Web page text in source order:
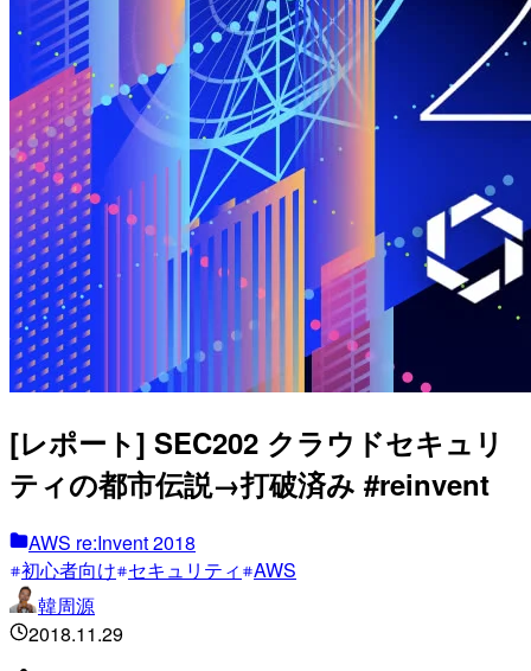
[レポート] SEC202 クラウドセキュリ
ティの都市伝説→打破済み #reinvent
AWS re:Invent 2018
初心者向け セキュリティ AWS
韓周源
2018.11.29